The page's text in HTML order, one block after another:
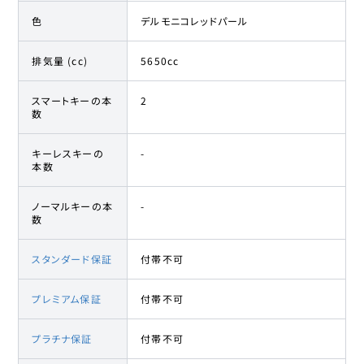
色 デルモニコレッドパール
排気量 (cc) 5650cc
スマートキーの本
数
2
キーレスキーの
本数
-
ノーマルキーの本
数
-
スタンダード保証 付帯不可
プレミアム保証 付帯不可
プラチナ保証 付帯不可